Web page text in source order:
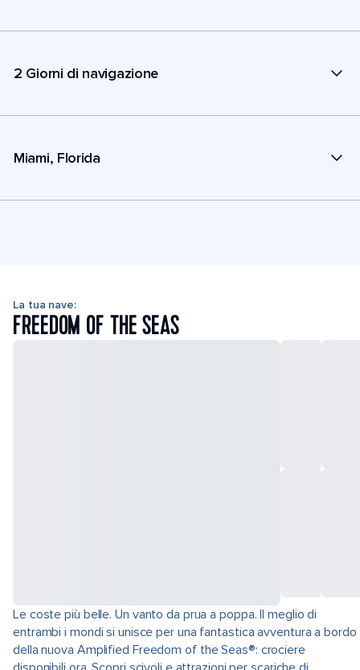
2 Giorni di navigazione
Miami, Florida
La tua nave:
FREEDOM OF THE SEAS
Le coste più belle. Un vanto da prua a poppa. Il meglio di
entrambi i mondi si unisce per una fantastica avventura a bordo
della nuova Amplified Freedom of the Seas®: crociere